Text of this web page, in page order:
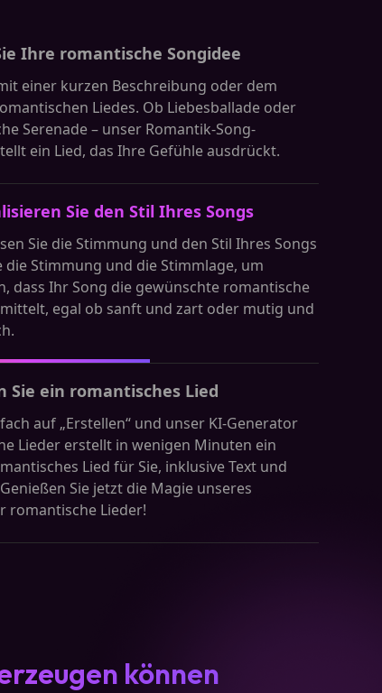
Ihre romantische Songidee
einer kurzen Beschreibung oder dem
Liedes. Ob Liebesballade oder
Serenade – unser Romantik-Song-
ein Lied, das Ihre Gefühle ausdrückt.
Sie den Stil Ihres Songs
Sie die Stimmung und den Stil Ihres Songs
die Stimmung und die Stimmlage, um
dass Ihr Song die gewünschte romantische
egal ob sanft und zart oder mutig und
Sie ein romantisches Lied
auf „Erstellen“ und unser KI-Generator
Lieder erstellt in wenigen Minuten ein
Lied für Sie, inklusive Text und
Sie jetzt die Magie unseres
romantische Lieder!
können